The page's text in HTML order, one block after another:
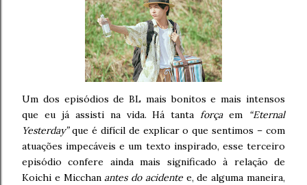
Um dos episódios de BL mais bonitos e mais intensos
que eu já assisti na vida. Há tantaforçaem
“Eternal
Yesterday”que é difícil de explicar o que sentimos – com
atuações impecáveis e um texto inspirado, esse terceiro
episódio confere ainda mais significado à relação de
Koichi e Micchanantes do acidentee, de alguma maneira,